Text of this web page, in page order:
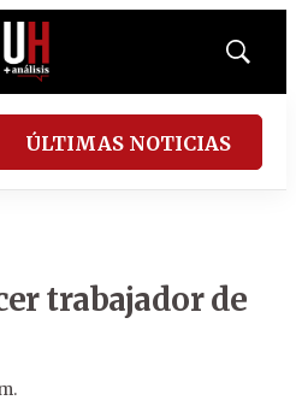
Mostrar
ÚLTIMAS NOTICIAS
trabajador de